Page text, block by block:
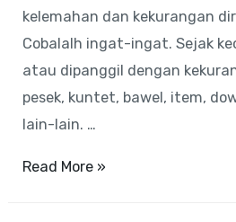
kelemahan dan kekurangan
Cobalalh ingat-ingat. Sejak
atau dipanggil dengan
pesek, kuntet, bawel, item,
lain-lain. …
Membenci
Read More »